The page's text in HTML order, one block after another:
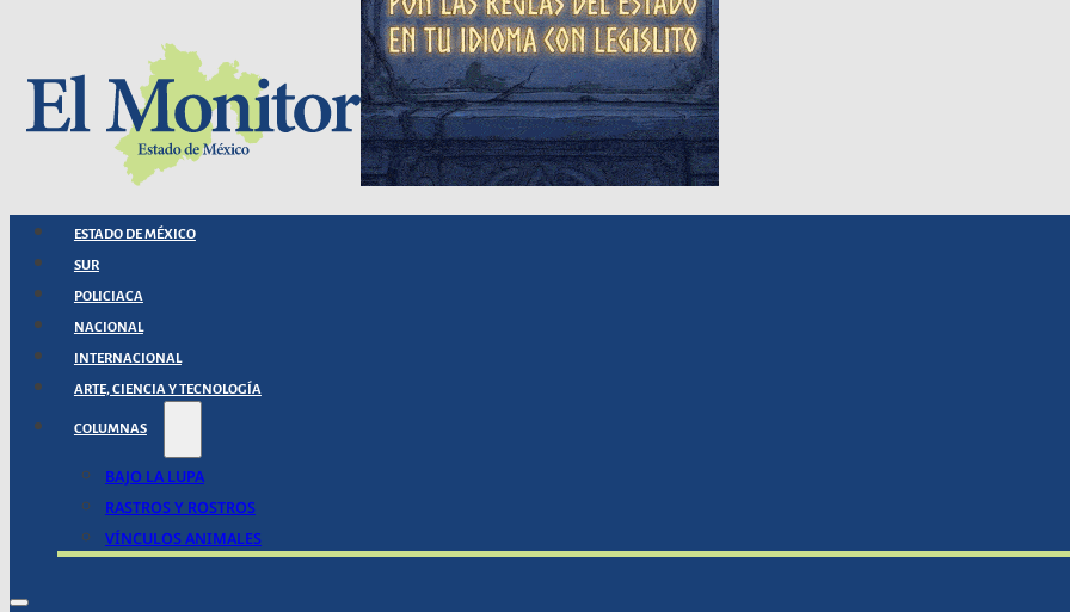
ESTADO DE MÉXICO
SUR
POLICIACA
NACIONAL
INTERNACIONAL
ARTE, CIENCIA Y TECNOLOGÍA
COLUMNAS
BAJO LA LUPA
RASTROS Y ROSTROS
VÍNCULOS ANIMALES